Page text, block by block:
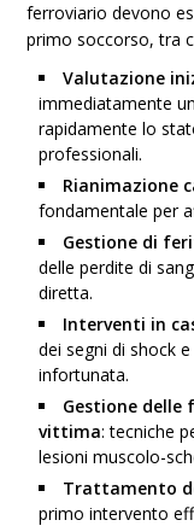
ferroviario devono
primo soccorso, tra
Valutazione
immediatamente
rapidamente lo
professionali.
Rianimazione
fondamentale per
Gestione di
delle perdite di
diretta.
Interventi in
dei segni di shock
infortunata.
Gestione
vittima: tecniche
lesioni muscolo-
Trattamento
primo intervento